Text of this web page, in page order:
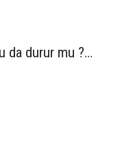
da durur mu ?…